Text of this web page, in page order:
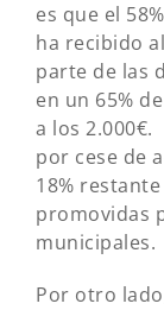
es que el
ha recibido
parte de las
en un 65%
a los 2.000€.
por cese de
18%
promovidas
municipales.
Por otro